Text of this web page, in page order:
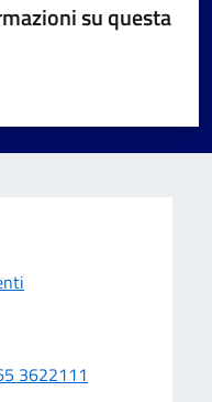
su questa
3622111